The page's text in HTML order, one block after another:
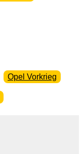
Opel Vorkrieg